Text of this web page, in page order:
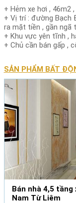
+ Hẻm xe hơi , 46m2
+ Vị trí : đường Bạch
ra mặt tiền , gần ngã
+ Khu vực yên tĩnh ,
+ Chủ cần bán gấp ,
SẢN PHẨM BẤT
Bán nhà 4,5
Nam Từ Liêm